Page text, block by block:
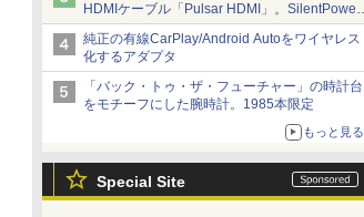
HDMIケーブル「Pulsar HDMI」。SilentPower
から
純正の有線CarPlay/Android Autoをワイヤレス
化するアダプタ
「バック・トゥ・ザ・フューチャー」の時計台
をモチーフにした腕時計。1985本限定
もっと見る
Special Site